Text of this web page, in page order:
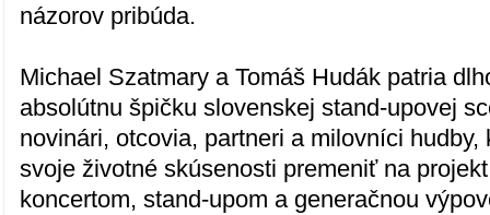
názorov pribúda.
Michael Szatmary a Tomáš Hudák patria
absolútnu špičku slovenskej stand-upovej
novinári, otcovia, partneri a milovníci hudby,
svoje životné skúsenosti premeniť na
koncertom, stand-upom a generačnou